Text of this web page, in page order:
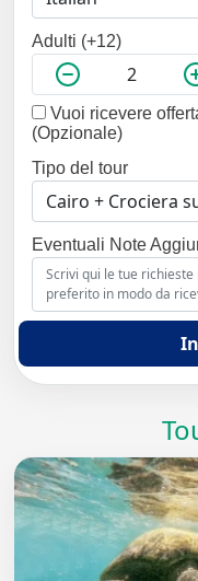
Adulti (+12)
Vuoi ricevere
(Opzionale)
Tipo del tour
Eventuali Note